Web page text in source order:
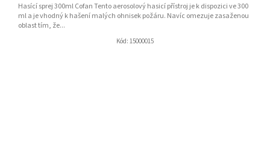
Hasící sprej 300ml Cofan Tento aerosolový hasicí přístroj je k dispozici ve 300
ml a je vhodný k hašení malých ohnisek požáru. Navíc omezuje zasaženou
oblast tím, že...
Kód: 15000015